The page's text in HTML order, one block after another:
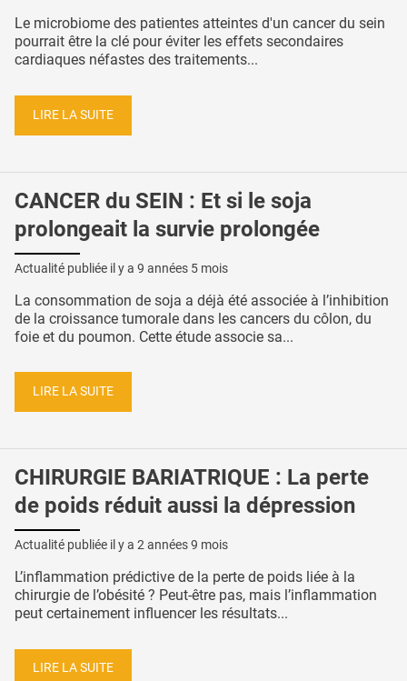
Le microbiome des patientes atteintes d'un cancer du sein
pourrait être la clé pour éviter les effets secondaires
cardiaques néfastes des traitements...
LIRE LA SUITE
CANCER du SEIN : Et si le soja
prolongeait la survie prolongée
Actualité publiée il y a 9 années 5 mois
La consommation de soja a déjà été associée à l’inhibition
de la croissance tumorale dans les cancers du côlon, du
foie et du poumon. Cette étude associe sa...
LIRE LA SUITE
CHIRURGIE BARIATRIQUE : La perte
de poids réduit aussi la dépression
Actualité publiée il y a 2 années 9 mois
L’inflammation prédictive de la perte de poids liée à la
chirurgie de l’obésité ? Peut-être pas, mais l’inflammation
peut certainement influencer les résultats...
LIRE LA SUITE